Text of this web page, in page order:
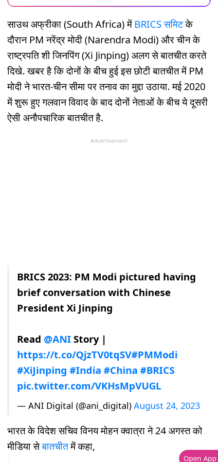
साउथ अफ्रीका (South Africa) में BRICS समिटके
दौरान PM नरेंद्र मोदी (Narendra Modi) और चीन के
राष्ट्रपति शी जिनपिंग (Xi Jinping) अलग से बातचीत करते
दिखे. खबर है कि दोनों के बीच हुई इस छोटी बातचीत में PM
मोदी ने भारत-चीन सीमा पर तनाव का मुद्दा उठाया. मई 2020
में शुरू हुए गलवान विवाद के बाद दोनों नेताओं के बीच ये दूसरी
ऐसी अनौपचारिक बातचीत है.
Advertisement
BRICS 2023: PM Modi pictured having
brief conversation with Chinese
President Xi Jinping
Read @ANI Story |
https://t.co/QjzTV0tqSV#PMModi
#XiJinping #India #China #BRICS
pic.twitter.com/VKHsMpVUGL
— ANI Digital (@ani_digital) August 24, 2023
भारत के विदेश सचिव विनय मोहन क्वात्रा ने 24 अगस्त को
मीडिया सेबातचीतमें कहा,
Open App